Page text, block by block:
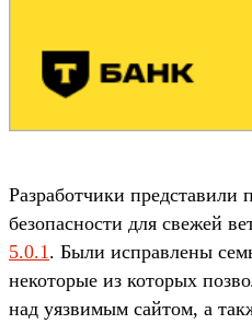
Разработчики представили
безопасности для свежей
5.0.1 . Были исправлены
некоторые из которых
над уязвимым сайтом, а